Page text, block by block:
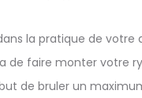
la pratique de votre
de faire monter votre
de bruler un